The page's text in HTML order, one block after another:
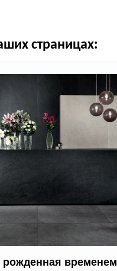
страницах:
временем